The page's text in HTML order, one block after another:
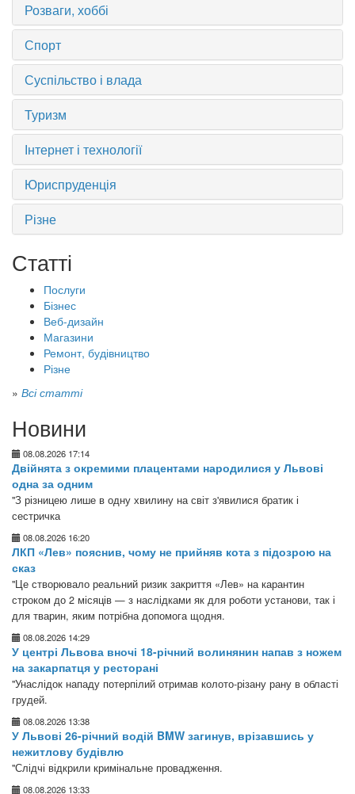
Розваги, хоббі
Спорт
Суспільство і влада
Туризм
Інтернет і технології
Юриспруденція
Різне
Статті
Послуги
Бізнес
Веб-дизайн
Магазини
Ремонт, будівництво
Різне
» Всі статті
Новини
08.08.2026 17:14
Двійнята з окремими плацентами народилися у Львові
одна за одним
"З різницею лише в одну хвилину на світ з'явилися братик і
сестричка
08.08.2026 16:20
ЛКП «Лев» пояснив, чому не прийняв кота з підозрою на
сказ
"Це створювало реальний ризик закриття «Лев» на карантин
строком до 2 місяців — з наслідками як для роботи установи, так і
для тварин, яким потрібна допомога щодня.
08.08.2026 14:29
У центрі Львова вночі 18-річний волинянин напав з ножем
на закарпатця у ресторані
"Унаслідок нападу потерпілий отримав колото-різану рану в області
грудей.
08.08.2026 13:38
У Львові 26-річний водій BMW загинув, врізавшись у
нежитлову будівлю
"Слідчі відкрили кримінальне провадження.
08.08.2026 13:33